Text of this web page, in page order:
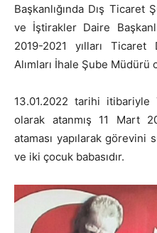
Başkanlığında Dış Ticaret
ve İştirakler Daire
2019-2021 yılları Ticaret
Alımları İhale Şube Müdürü
13.01.2022 tarihi itibariyle
olarak atanmış 11 Mart
ataması yapılarak görevini
ve iki çocuk babasıdır.